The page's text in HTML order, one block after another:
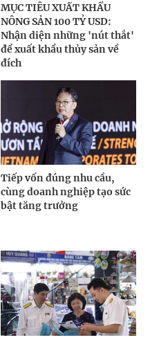
MỤC TIÊU XUẤT KHẨU
NÔNG SẢN 100 TỶ USD:
Nhận diện những 'nút thắt'
để xuất khẩu thủy sản về
đích
Tiếp vốn đúng nhu cầu,
cùng doanh nghiệp tạo sức
bật tăng trưởng